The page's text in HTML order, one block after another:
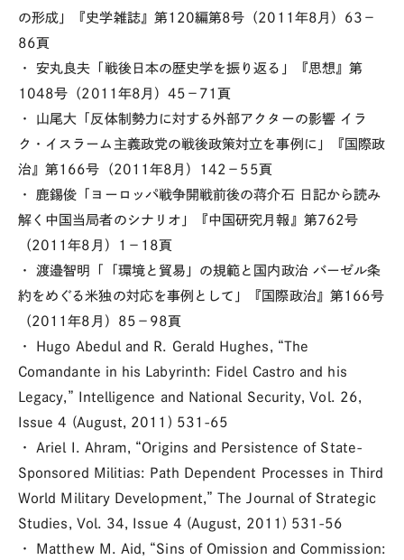
の形成」『史学雑誌』第120編第8号（2011年8月）63－
86頁
・ 安丸良夫「戦後日本の歴史学を振り返る」『思想』第
1048号（2011年8月）45－71頁
・ 山尾大「反体制勢力に対する外部アクターの影響 イラ
ク・イスラーム主義政党の戦後政策対立を事例に」『国際政
治』第166号（2011年8月）142－55頁
・ 鹿錫俊「ヨーロッパ戦争開戦前後の蒋介石 日記から読み
解く中国当局者のシナリオ」『中国研究月報』第762号
（2011年8月）1－18頁
・ 渡邉智明「「環境と貿易」の規範と国内政治 バーゼル条
約をめぐる米独の対応を事例として」『国際政治』第166号
（2011年8月）85－98頁
・ Hugo Abedul and R. Gerald Hughes, “The
Comandante in his Labyrinth: Fidel Castro and his
Legacy,” Intelligence and National Security, Vol. 26,
Issue 4 (August, 2011) 531-65
・ Ariel I. Ahram, “Origins and Persistence of State-
Sponsored Militias: Path Dependent Processes in Third
World Military Development,” The Journal of Strategic
Studies, Vol. 34, Issue 4 (August, 2011) 531-56
・ Matthew M. Aid, “Sins of Omission and Commission: